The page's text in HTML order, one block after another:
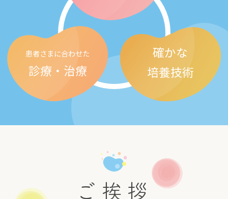
患者さまに合わせた
診療・治療
確かな
培養技術
ご挨拶